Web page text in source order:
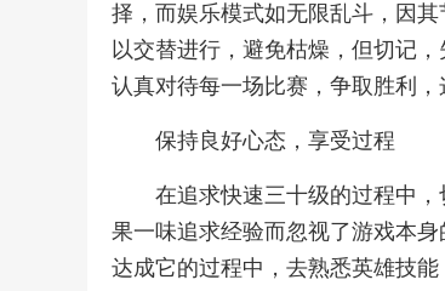
择，而娱乐模式如无限乱斗，因
以交替进行，避免枯燥，但切记
认真对待每一场比赛，争取胜利
保持良好心态，享受过程
在追求快速三十级的过程中
果一味追求经验而忽视了游戏本
达成它的过程中，去熟悉英雄技